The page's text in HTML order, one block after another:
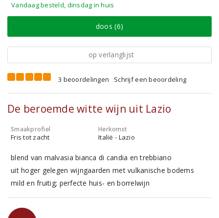
Vandaag besteld, dinsdag in huis
doos (6)
op verlanglijst
3 beoordelingen Schrijf een beoordeling
De beroemde witte wijn uit Lazio
Smaakprofiel
Fris tot zacht
Herkomst
Italië - Lazio
blend van malvasia bianca di candia en trebbiano
uit hoger gelegen wijngaarden met vulkanische bodems
mild en fruitig; perfecte huis- en borrelwijn